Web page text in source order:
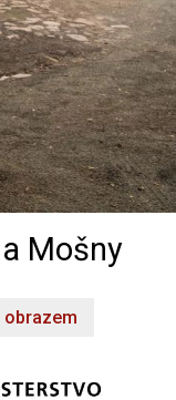
Mošny
obrazem